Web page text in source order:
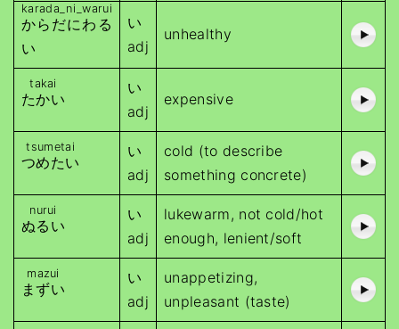
からだにわる
い
karada_ni_warui
い
adj
unhealthy
たかい
takai
い
adj
expensive
つめたい
tsumetai
い
adj
cold (to describe
something concrete)
ぬるい
nurui
い
adj
lukewarm, not cold/hot
enough, lenient/soft
まずい
mazui
い
adj
unappetizing,
unpleasant (taste)